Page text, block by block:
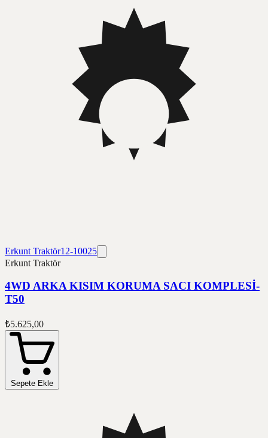
Erkunt Traktör12-10025
Erkunt Traktör
4WD ARKA KISIM KORUMA SACI KOMPLESİ-
T50
₺5.625,00
Sepete Ekle